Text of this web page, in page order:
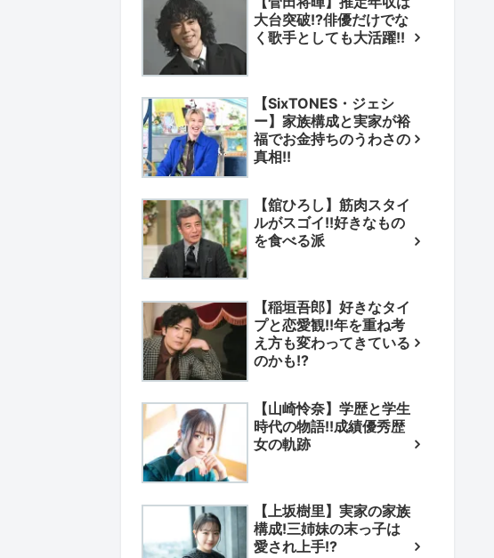
大台突破!?俳優だけでな
く歌手としても大活躍!!
【SixTONES・ジェシ
ー】家族構成と実家が裕
福でお金持ちのうわさの
真相!!
【舘ひろし】筋肉スタイ
ルがスゴイ!!好きなもの
を食べる派
【稲垣吾郎】好きなタイ
プと恋愛観!!年を重ね考
え方も変わってきている
のかも!?
【山崎怜奈】学歴と学生
時代の物語!!成績優秀歴
女の軌跡
【上坂樹里】実家の家族
構成!三姉妹の末っ子は
愛され上手!?